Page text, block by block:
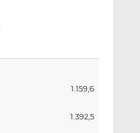
1.159,6
1.392,5